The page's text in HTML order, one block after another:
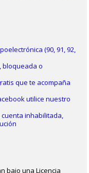
(90, 91, 92,
bloqueada o
que te acompaña
utilice nuestro
cuenta inhabilitada,
bajo una Licencia